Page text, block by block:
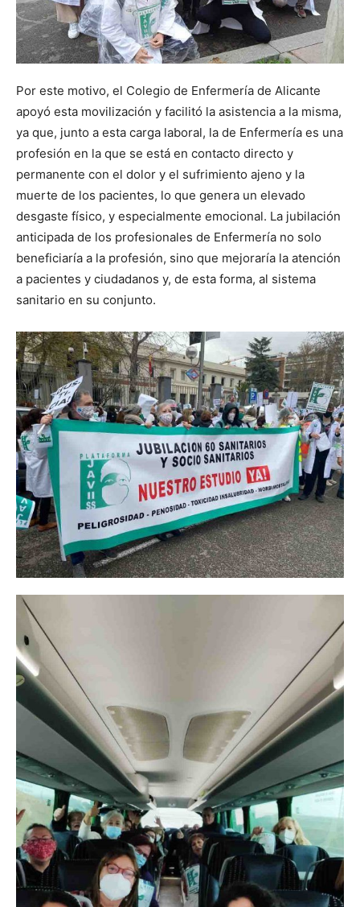
Por este motivo, el Colegio de Enfermería de Alicante
apoyó esta movilización y facilitó la asistencia a la misma,
ya que, junto a esta carga laboral, la de Enfermería es una
profesión en la que se está en contacto directo y
permanente con el dolor y el sufrimiento ajeno y la
muerte de los pacientes, lo que genera un elevado
desgaste físico, y especialmente emocional. La jubilación
anticipada de los profesionales de Enfermería no solo
beneficiaría a la profesión, sino que mejoraría la atención
a pacientes y ciudadanos y, de esta forma, al sistema
sanitario en su conjunto.